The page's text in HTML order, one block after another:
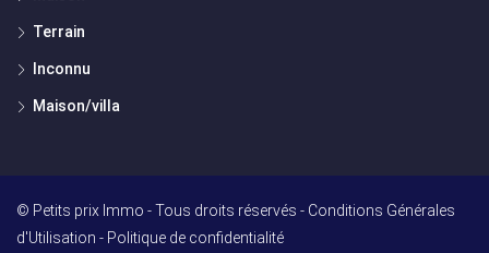
Terrain
Inconnu
Maison/villa
© Petits prix Immo - Tous droits réservés - Conditions Générales
d'Utilisation - Politique de confidentialité